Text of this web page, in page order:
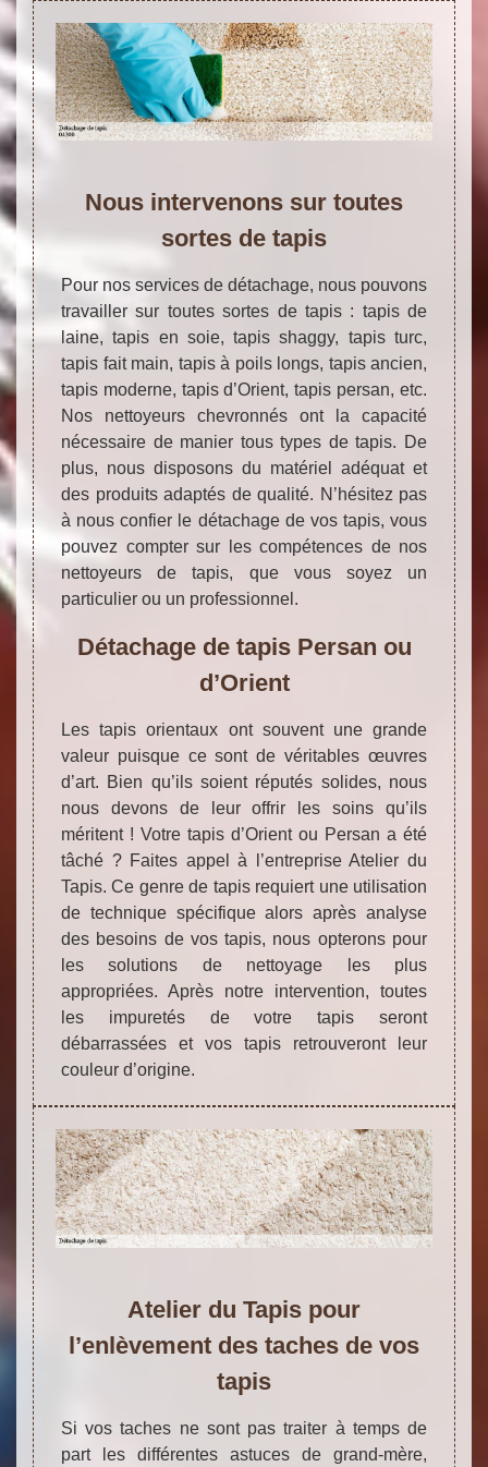
Nous intervenons sur toutes
sortes de tapis
Pour nos services de détachage, nous pouvons
travailler sur toutes sortes de tapis : tapis de
laine, tapis en soie, tapis shaggy, tapis turc,
tapis fait main, tapis à poils longs, tapis ancien,
tapis moderne, tapis d’Orient, tapis persan, etc.
Nos nettoyeurs chevronnés ont la capacité
nécessaire de manier tous types de tapis. De
plus, nous disposons du matériel adéquat et
des produits adaptés de qualité. N’hésitez pas
à nous confier le détachage de vos tapis, vous
pouvez compter sur les compétences de nos
nettoyeurs de tapis, que vous soyez un
particulier ou un professionnel.
Détachage de tapis Persan ou
d’Orient
Les tapis orientaux ont souvent une grande
valeur puisque ce sont de véritables œuvres
d’art. Bien qu’ils soient réputés solides, nous
nous devons de leur offrir les soins qu’ils
méritent ! Votre tapis d’Orient ou Persan a été
tâché ? Faites appel à l’entreprise Atelier du
Tapis. Ce genre de tapis requiert une utilisation
de technique spécifique alors après analyse
des besoins de vos tapis, nous opterons pour
les solutions de nettoyage les plus
appropriées. Après notre intervention, toutes
les impuretés de votre tapis seront
débarrassées et vos tapis retrouveront leur
couleur d’origine.
Atelier du Tapis pour
l’enlèvement des taches de vos
tapis
Si vos taches ne sont pas traiter à temps de
part les différentes astuces de grand-mère,